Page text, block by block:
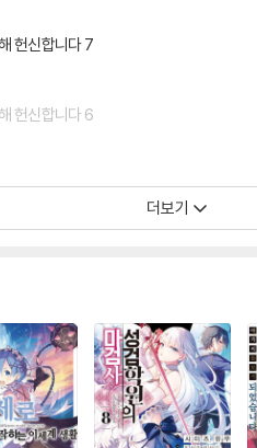
헌신합니다 7
헌신합니다 6
더보기